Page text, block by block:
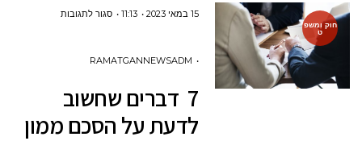
חוק ומשפ
ט
15 במאי 2023 11:13 סגור לתגובותעל
על
RAMATGANNEWSADM
7 דברים שחשוב
לדעת על הסכם ממון